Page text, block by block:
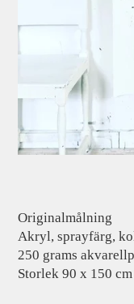
Originalmålning
Akryl, sprayfärg,
250 grams
Storlek 90 x 150 cm